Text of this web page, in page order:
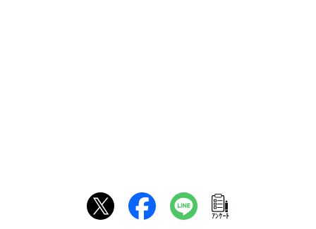
ｱﾝｹｰﾄ